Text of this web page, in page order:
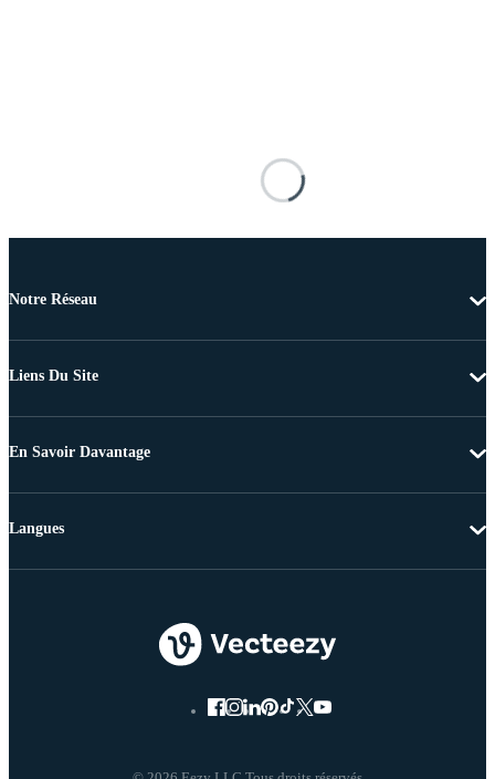
Notre Réseau
Liens Du Site
En Savoir Davantage
Langues